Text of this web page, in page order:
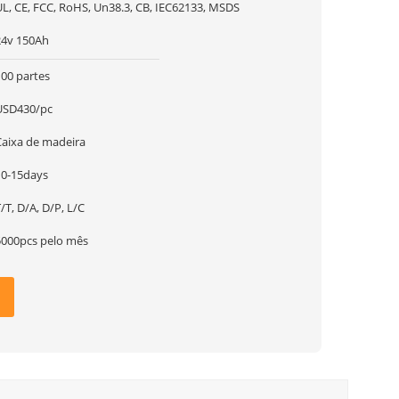
CE, FCC, RoHS, Un38.3, CB, IEC62133, MSDS
150Ah
partes
pc
de madeira
15days
T, D/A, D/P, L/C
pelo mês